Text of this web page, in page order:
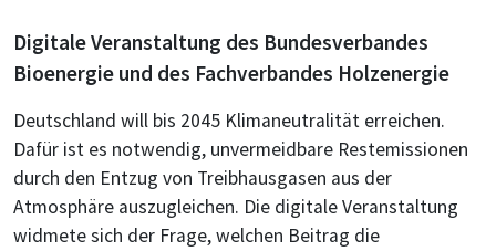
Digitale Veranstaltung des Bundesverbandes
Bioenergie und des Fachverbandes Holzenergie
Deutschland will bis 2045 Klimaneutralität erreichen.
Dafür ist es notwendig, unvermeidbare Restemissionen
durch den Entzug von Treibhausgasen aus der
Atmosphäre auszugleichen. Die digitale Veranstaltung
widmete sich der Frage, welchen Beitrag die